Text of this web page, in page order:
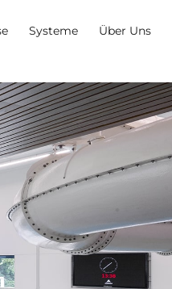
Systeme Über Uns